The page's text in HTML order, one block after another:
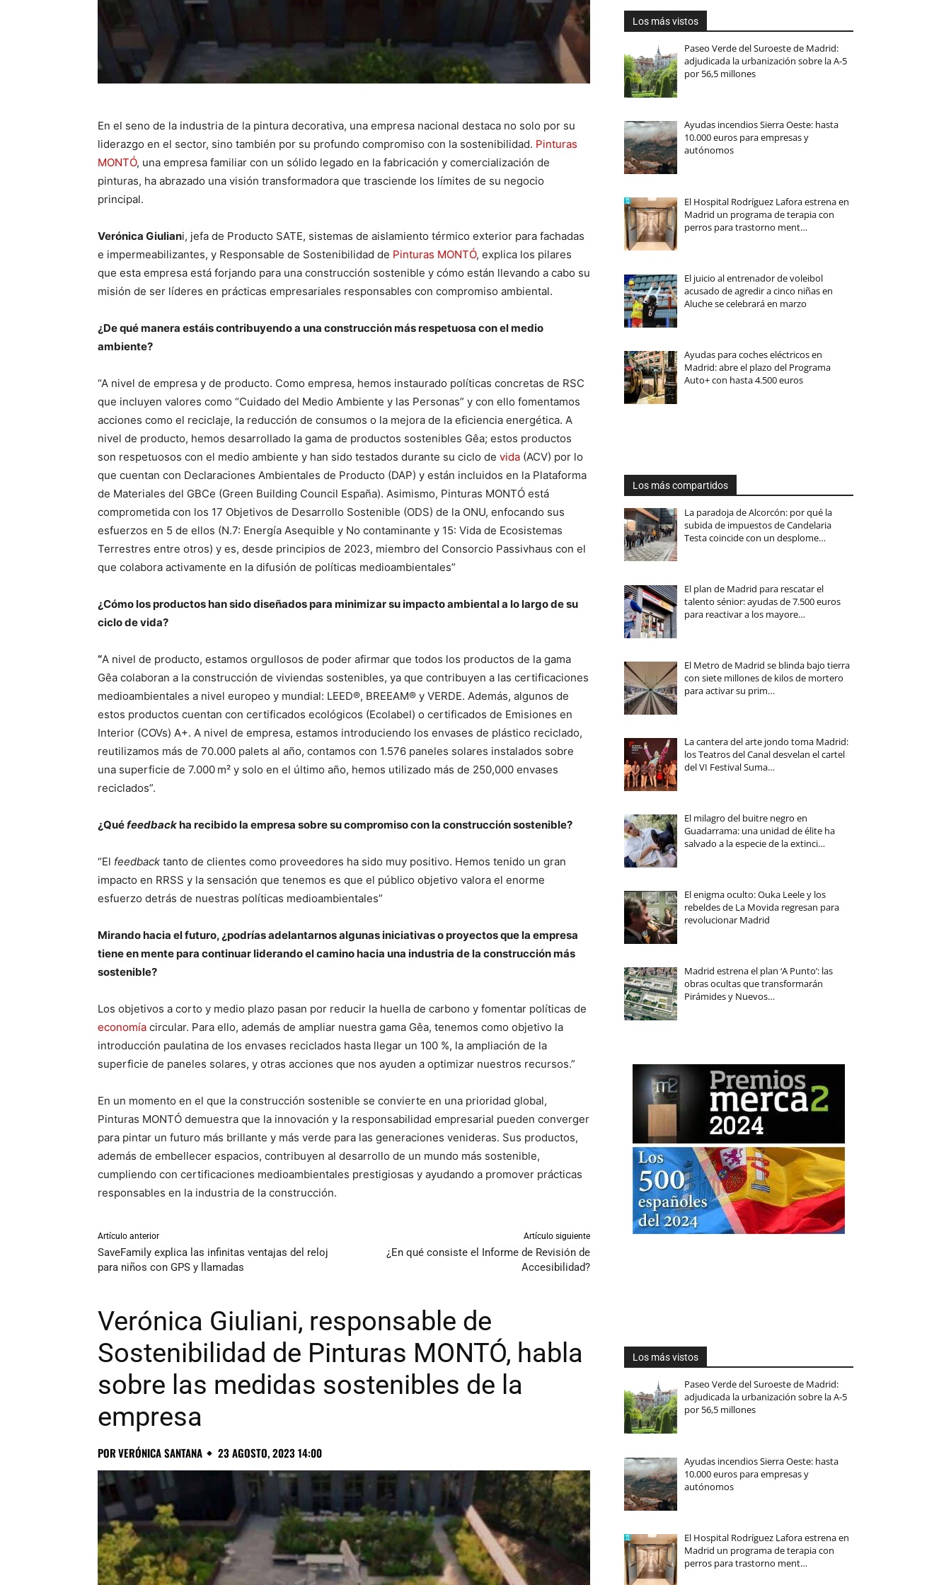
En el seno de la industria de la pintura decorativa, una empresa nacional destaca no solo por su
liderazgo en el sector, sino también por su profundo compromiso con la sostenibilidad. Pinturas
MONTÓ, una empresa familiar con un sólido legado en la fabricación y comercialización de
pinturas, ha abrazado una visión transformadora que trasciende los límites de su negocio
principal.
Verónica Giuliani, jefa de Producto SATE, sistemas de aislamiento térmico exterior para fachadas
e impermeabilizantes, y Responsable de Sostenibilidad de Pinturas MONTÓ, explica los pilares
que esta empresa está forjando para una construcción sostenible y cómo están llevando a cabo su
misión de ser líderes en prácticas empresariales responsables con compromiso ambiental.
¿De qué manera estáis contribuyendo a una construcción más respetuosa con el medio
ambiente?
“A nivel de empresa y de producto. Como empresa, hemos instaurado políticas concretas de RSC
que incluyen valores como “Cuidado del Medio Ambiente y las Personas” y con ello fomentamos
acciones como el reciclaje, la reducción de consumos o la mejora de la eficiencia energética. A
nivel de producto, hemos desarrollado la gama de productos sostenibles Gêa; estos productos
son respetuosos con el medio ambiente y han sido testados durante su ciclo de vida (ACV) por lo
que cuentan con Declaraciones Ambientales de Producto (DAP) y están incluidos en la Plataforma
de Materiales del GBCe (Green Building Council España). Asimismo, Pinturas MONTÓ está
comprometida con los 17 Objetivos de Desarrollo Sostenible (ODS) de la ONU, enfocando sus
esfuerzos en 5 de ellos (N.7: Energía Asequible y No contaminante y 15: Vida de Ecosistemas
Terrestres entre otros) y es, desde principios de 2023, miembro del Consorcio Passivhaus con el
que colabora activamente en la difusión de políticas medioambientales”
¿Cómo los productos han sido diseñados para minimizar su impacto ambiental a lo largo de su
ciclo de vida?
“A nivel de producto, estamos orgullosos de poder afirmar que todos los productos de la gama
Gêa colaboran a la construcción de viviendas sostenibles, ya que contribuyen a las certificaciones
medioambientales a nivel europeo y mundial: LEED®, BREEAM® y VERDE. Además, algunos de
estos productos cuentan con certificados ecológicos (Ecolabel) o certificados de Emisiones en
Interior (COVs) A+. A nivel de empresa, estamos introduciendo los envases de plástico reciclado,
reutilizamos más de 70.000 palets al año, contamos con 1.576 paneles solares instalados sobre
una superficie de 7.000 m² y solo en el último año, hemos utilizado más de 250,000 envases
reciclados”.
¿Quéfeedbackha recibido la empresa sobre su compromiso con la construcción sostenible?
“El feedback tanto de clientes como proveedores ha sido muy positivo. Hemos tenido un gran
impacto en RRSS y la sensación que tenemos es que el público objetivo valora el enorme
esfuerzo detrás de nuestras políticas medioambientales”
Mirando hacia el futuro, ¿podrías adelantarnos algunas iniciativas o proyectos que la empresa
tiene en mente para continuar liderando el camino hacia una industria de la construcción más
sostenible?
Los objetivos a corto y medio plazo pasan por reducir la huella de carbono y fomentar políticas de
economía circular. Para ello, además de ampliar nuestra gama Gêa, tenemos como objetivo la
introducción paulatina de los envases reciclados hasta llegar un 100 %, la ampliación de la
superficie de paneles solares, y otras acciones que nos ayuden a optimizar nuestros recursos.”
En un momento en el que la construcción sostenible se convierte en una prioridad global,
Pinturas MONTÓ demuestra que la innovación y la responsabilidad empresarial pueden converger
para pintar un futuro más brillante y más verde para las generaciones venideras. Sus productos,
además de embellecer espacios, contribuyen al desarrollo de un mundo más sostenible,
cumpliendo con certificaciones medioambientales prestigiosas y ayudando a promover prácticas
responsables en la industria de la construcción.
Artículo anterior
SaveFamily explica las infinitas ventajas del reloj
para niños con GPS y llamadas
Artículo siguiente
¿En qué consiste el Informe de Revisión de
Accesibilidad?
Los más vistos
Paseo Verde del Suroeste de Madrid:
adjudicada la urbanización sobre la A-5
por 56,5 millones
Ayudas incendios Sierra Oeste: hasta
10.000 euros para empresas y
autónomos
El Hospital Rodríguez Lafora estrena en
Madrid un programa de terapia con
perros para trastorno ment…
El juicio al entrenador de voleibol
acusado de agredir a cinco niñas en
Aluche se celebrará en marzo
Ayudas para coches eléctricos en
Madrid: abre el plazo del Programa
Auto+ con hasta 4.500 euros
Los más compartidos
La paradoja de Alcorcón: por qué la
subida de impuestos de Candelaria
Testa coincide con un desplome…
El plan de Madrid para rescatar el
talento sénior: ayudas de 7.500 euros
para reactivar a los mayore…
El Metro de Madrid se blinda bajo tierra
con siete millones de kilos de mortero
para activar su prim…
La cantera del arte jondo toma Madrid:
los Teatros del Canal desvelan el cartel
del VI Festival Suma…
El milagro del buitre negro en
Guadarrama: una unidad de élite ha
salvado a la especie de la extinci…
El enigma oculto: Ouka Leele y los
rebeldes de La Movida regresan para
revolucionar Madrid
Madrid estrena el plan ‘A Punto’: las
obras ocultas que transformarán
Pirámides y Nuevos…
Verónica Giuliani, responsable de
Sostenibilidad de Pinturas MONTÓ, habla
sobre las medidas sostenibles de la
empresa
PORVERÓNICA SANTANA 23 AGOSTO, 2023 14:00
Los más vistos
Paseo Verde del Suroeste de Madrid:
adjudicada la urbanización sobre la A-5
por 56,5 millones
Ayudas incendios Sierra Oeste: hasta
10.000 euros para empresas y
autónomos
El Hospital Rodríguez Lafora estrena en
Madrid un programa de terapia con
perros para trastorno ment…